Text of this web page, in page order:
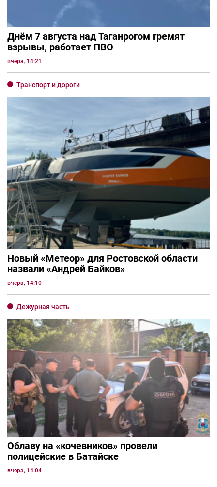
Днём 7 августа над Таганрогом гремят
взрывы, работает ПВО
вчера, 14:21
Транспорт и дороги
Новый «Метеор» для Ростовской области
назвали «Андрей Байков»
вчера, 14:10
Дежурная часть
Облаву на «кочевников» провели
полицейские в Батайске
вчера, 14:04